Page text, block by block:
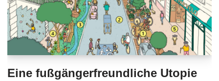
Eine fußgängerfreundliche Utopie